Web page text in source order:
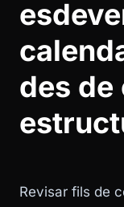
des de
Revisar fils de